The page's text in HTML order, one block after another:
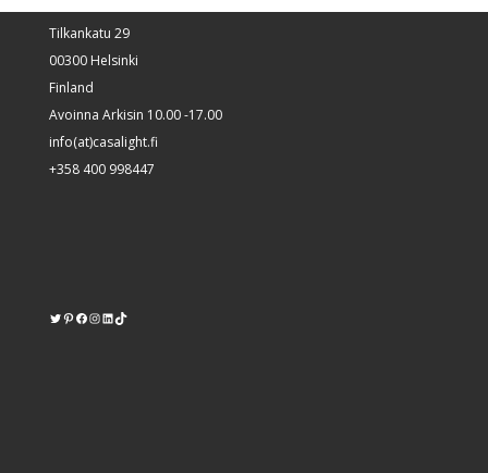
Tilkankatu 29
00300 Helsinki
Finland
Avoinna Arkisin 10.00 -17.00
info(at)casalight.fi
+358 400 998447
Twitter
Pinterest
https://www.facebook.com/kodinvalaisin/
Instagram
LinkedIn
TikTok